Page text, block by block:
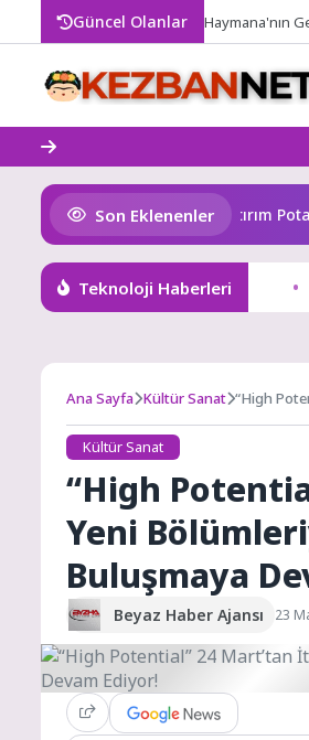
Güncel Olanlar Haymana'nın
Son Eklenenler
Geleceği ve Yatırım
Teknoloji Haberleri
Ana Sayfa Kültür Sanat “High
Kültür Sanat
“High
Yeni
Buluşmaya
Beyaz Haber Ajansı 23